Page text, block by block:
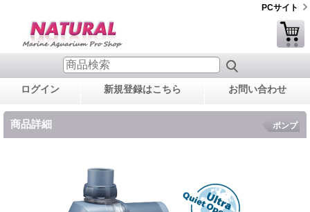
PCサイト
ログイン 新規登録はこちら お問い合わせ
商品詳細 ポンプ